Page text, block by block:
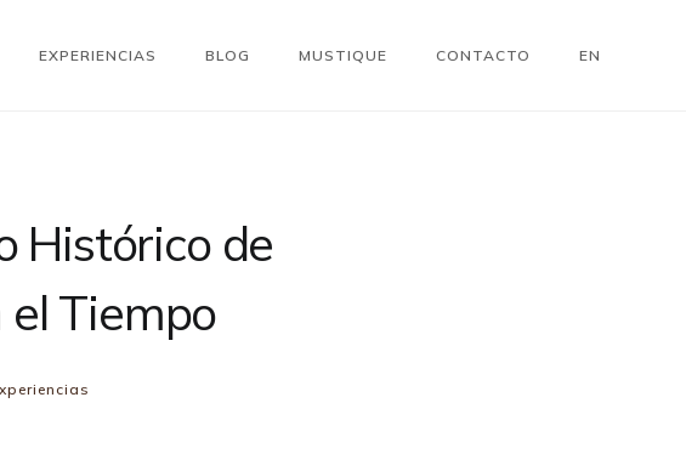
EXPERIENCIAS BLOG MUSTIQUE CONTACTO EN
Histórico de
Tiempo